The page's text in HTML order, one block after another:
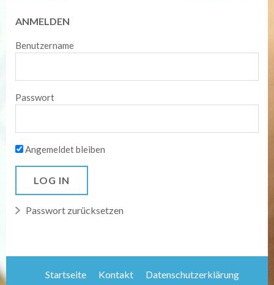
ANMELDEN
Benutzername
Passwort
Angemeldet bleiben
Passwort zurücksetzen
Startseite Kontakt Datenschutzerklärung